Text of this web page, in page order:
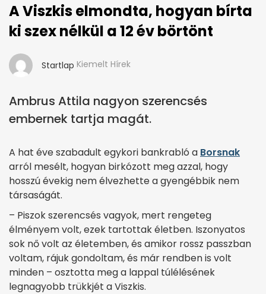
A Viszkis elmondta, hogyan bírta
ki szex nélkül a 12 év börtönt
Startlap Kiemelt Hírek
Ambrus Attila nagyon szerencsés
embernek tartja magát.
A hat éve szabadult egykori bankrabló a Borsnak
arról mesélt, hogyan birkózott meg azzal, hogy
hosszú évekig nem élvezhette a gyengébbik nem
társaságát.
– Piszok szerencsés vagyok, mert rengeteg
élményem volt, ezek tartottak életben. Iszonyatos
sok nő volt az életemben, és amikor rossz passzban
voltam, rájuk gondoltam, és már rendben is volt
minden – osztotta meg a lappal túlélésének
legnagyobb trükkjét a Viszkis.